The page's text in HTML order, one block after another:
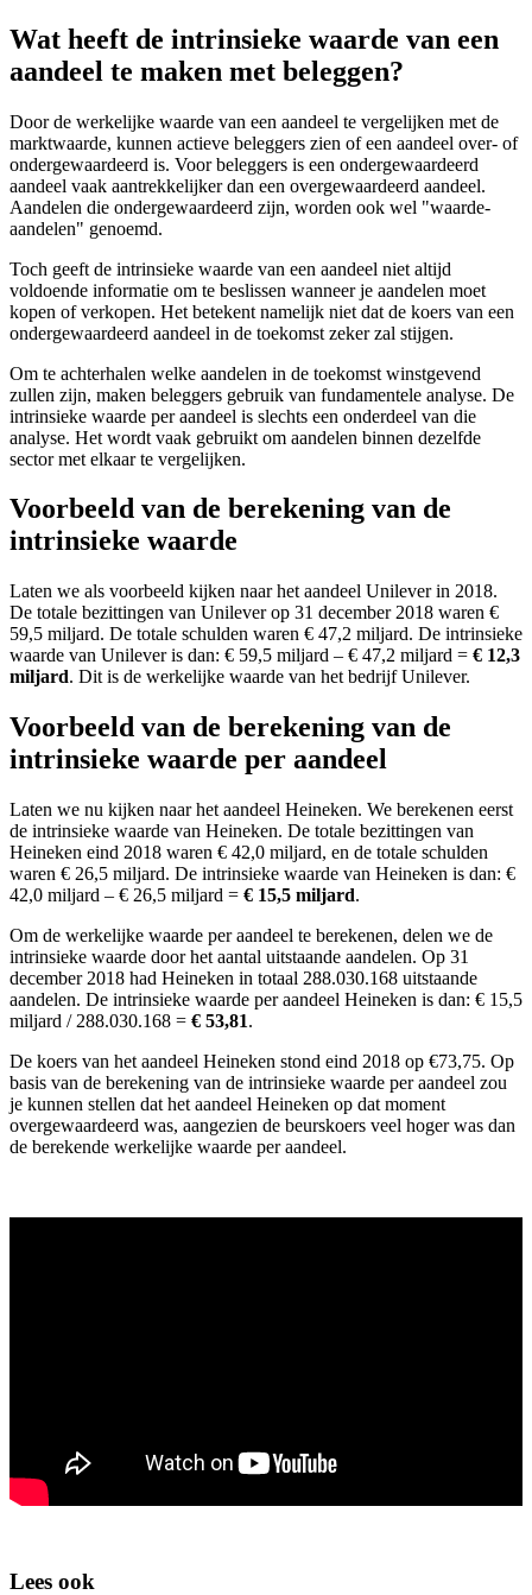
Wat heeft de intrinsieke waarde van een
aandeel te maken met beleggen?
Door de werkelijke waarde van een aandeel te vergelijken met de
marktwaarde, kunnen actieve beleggers zien of een aandeel over- of
ondergewaardeerd is. Voor beleggers is een ondergewaardeerd
aandeel vaak aantrekkelijker dan een overgewaardeerd aandeel.
Aandelen die ondergewaardeerd zijn, worden ook wel "waarde-
aandelen" genoemd.
Toch geeft de intrinsieke waarde van een aandeel niet altijd
voldoende informatie om te beslissen wanneer je aandelen moet
kopen of verkopen. Het betekent namelijk niet dat de koers van een
ondergewaardeerd aandeel in de toekomst zeker zal stijgen.
Om te achterhalen welke aandelen in de toekomst winstgevend
zullen zijn, maken beleggers gebruik van fundamentele analyse. De
intrinsieke waarde per aandeel is slechts een onderdeel van die
analyse. Het wordt vaak gebruikt om aandelen binnen dezelfde
sector met elkaar te vergelijken.
Voorbeeld van de berekening van de
intrinsieke waarde
Laten we als voorbeeld kijken naar het aandeel Unilever in 2018.
De totale bezittingen van Unilever op 31 december 2018 waren €
59,5 miljard. De totale schulden waren € 47,2 miljard. De intrinsieke
waarde van Unilever is dan: € 59,5 miljard – € 47,2 miljard = € 12,3
miljard. Dit is de werkelijke waarde van het bedrijf Unilever.
Voorbeeld van de berekening van de
intrinsieke waarde per aandeel
Laten we nu kijken naar het aandeel Heineken. We berekenen eerst
de intrinsieke waarde van Heineken. De totale bezittingen van
Heineken eind 2018 waren € 42,0 miljard, en de totale schulden
waren € 26,5 miljard. De intrinsieke waarde van Heineken is dan: €
42,0 miljard – € 26,5 miljard = € 15,5 miljard.
Om de werkelijke waarde per aandeel te berekenen, delen we de
intrinsieke waarde door het aantal uitstaande aandelen. Op 31
december 2018 had Heineken in totaal 288.030.168 uitstaande
aandelen. De intrinsieke waarde per aandeel Heineken is dan: € 15,5
miljard / 288.030.168 = € 53,81.
De koers van het aandeel Heineken stond eind 2018 op €73,75. Op
basis van de berekening van de intrinsieke waarde per aandeel zou
je kunnen stellen dat het aandeel Heineken op dat moment
overgewaardeerd was, aangezien de beurskoers veel hoger was dan
de berekende werkelijke waarde per aandeel.
Lees ook